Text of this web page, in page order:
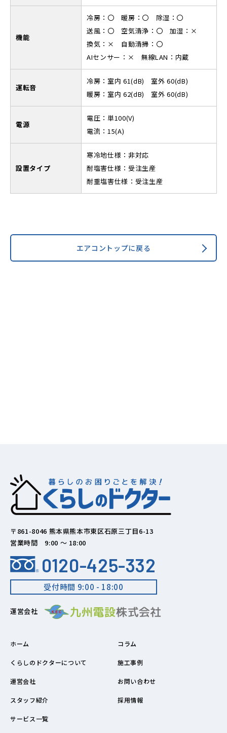
機能
冷房：〇 暖房：〇 除湿：〇
送風：〇 空気清浄：〇 加湿：×
換気：× 自動清掃：〇
AIセンサー：× 無線LAN：内蔵
運転音
冷房：室内 61(dB) 室外 60(dB)
暖房：室内 62(dB) 室外 60(dB)
電源
電圧：単100(V)
電流：15(A)
設置タイプ
寒冷地仕様：非対応
耐塩害仕様：受注生産
耐重塩害仕様：受注生産
エアコントップに戻る
〒861-8046 熊本県熊本市東区石原三丁目6-13
営業時間 9:00 ～ 18:00
0120-425-332
受付時間 9:00 - 18:00
運営会社
ホーム
くらしのドクターについて
運営会社
スタッフ紹介
サービス一覧
コラム
施工事例
お問い合わせ
採用情報